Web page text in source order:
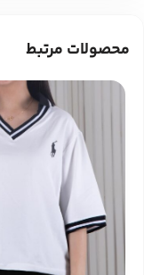
محصولات مرتبط